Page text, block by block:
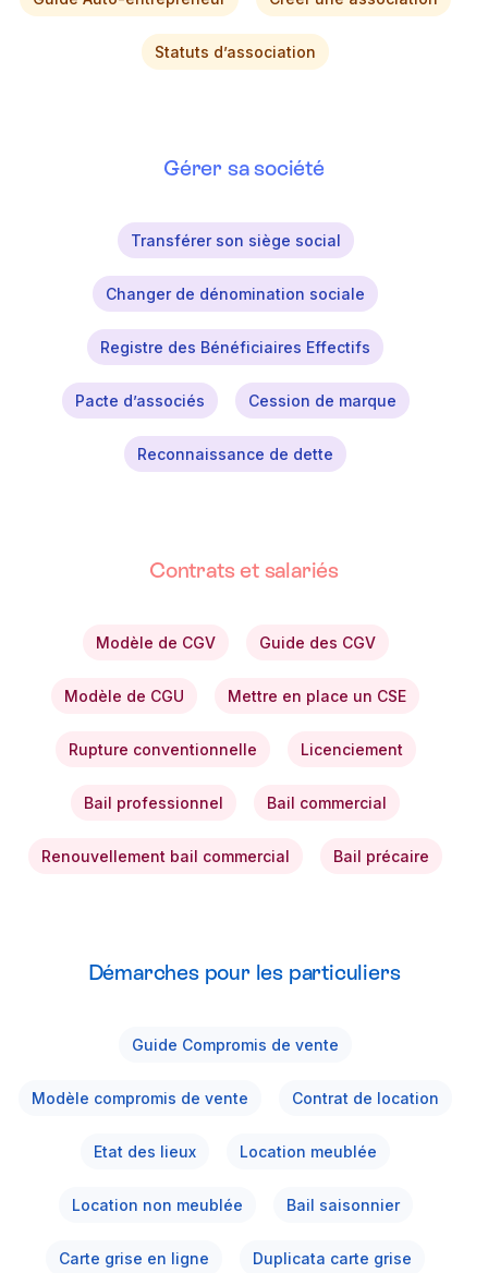
Statuts d’association
Gérer sa société
Transférer son siège social
Changer de dénomination sociale
Registre des Bénéficiaires Effectifs
Pacte d’associés Cession de marque
Reconnaissance de dette
Contrats et salariés
Modèle de CGV Guide des CGV
Modèle de CGU Mettre en place un CSE
Rupture conventionnelle Licenciement
Bail professionnel Bail commercial
Renouvellement bail commercial Bail précaire
Démarches pour les particuliers
Guide Compromis de vente
Modèle compromis de vente Contrat de location
Etat des lieux Location meublée
Location non meublée Bail saisonnier
Carte grise en ligne Duplicata carte grise